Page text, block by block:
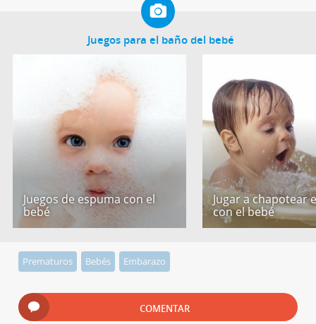
Juegos para el baño del bebé
Juegos de espuma con el
bebé
Jugar a chapotear
con el bebé
Prematuros Bebés Embarazo
COMENTAR